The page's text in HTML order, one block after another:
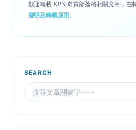
歡迎轉載 KPN 奇寶部落格相關文章，在
聲明及轉載原則 。
SEARCH